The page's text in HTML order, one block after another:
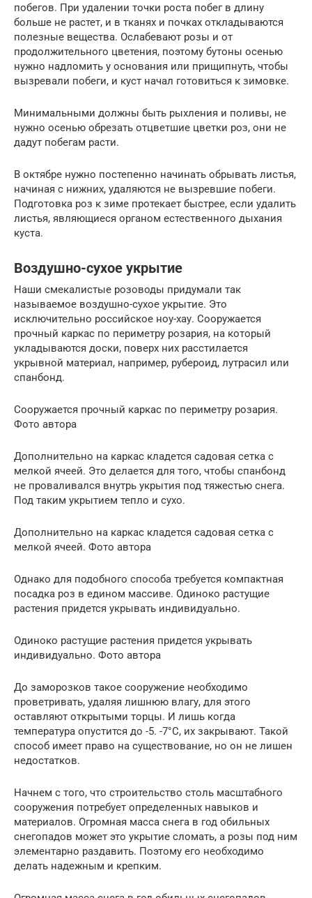
побегов. При удалении точки роста побег в длину
больше не растет, и в тканях и почках откладываются
полезные вещества. Ослабевают розы и от
продолжительного цветения, поэтому бутоны осенью
нужно надломить у основания или прищипнуть, чтобы
вызревали побеги, и куст начал готовиться к зимовке.
Минимальными должны быть рыхления и поливы, не
нужно осенью обрезать отцветшие цветки роз, они не
дадут побегам расти.
В октябре нужно постепенно начинать обрывать листья,
начиная с нижних, удаляются не вызревшие побеги.
Подготовка роз к зиме протекает быстрее, если удалить
листья, являющиеся органом естественного дыхания
куста.
Воздушно-сухое укрытие
Наши смекалистые розоводы придумали так
называемое воздушно-сухое укрытие. Это
исключительно российское ноу-хау. Сооружается
прочный каркас по периметру розария, на который
укладываются доски, поверх них расстилается
укрывной материал, например, рубероид, лутрасил или
спанбонд.
Сооружается прочный каркас по периметру розария.
Фото автора
Дополнительно на каркас кладется садовая сетка с
мелкой ячеей. Это делается для того, чтобы спанбонд
не проваливался внутрь укрытия под тяжестью снега.
Под таким укрытием тепло и сухо.
Дополнительно на каркас кладется садовая сетка с
мелкой ячеей. Фото автора
Однако для подобного способа требуется компактная
посадка роз в едином массиве. Одиноко растущие
растения придется укрывать индивидуально.
Одиноко растущие растения придется укрывать
индивидуально. Фото автора
До заморозков такое сооружение необходимо
проветривать, удаляя лишнюю влагу, для этого
оставляют открытыми торцы. И лишь когда
температура опустится до -5. -7°С, их закрывают. Такой
способ имеет право на существование, но он не лишен
недостатков.
Начнем с того, что строительство столь масштабного
сооружения потребует определенных навыков и
материалов. Огромная масса снега в год обильных
снегопадов может это укрытие сломать, а розы под ним
элементарно раздавить. Поэтому его необходимо
делать надежным и крепким.